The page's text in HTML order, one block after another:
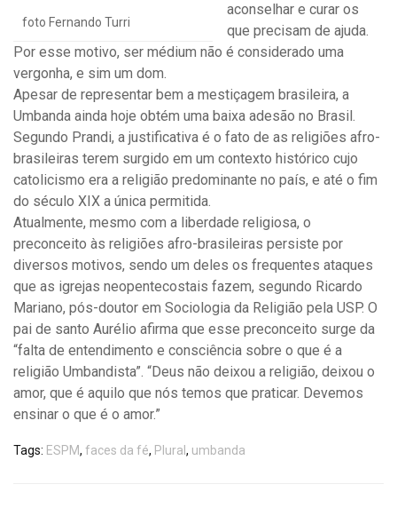
foto Fernando Turri
aconselhar e curar os
que precisam de ajuda.
Por esse motivo, ser médium não é considerado uma
vergonha, e sim um dom.
Apesar de representar bem a mestiçagem brasileira, a
Umbanda ainda hoje obtém uma baixa adesão no Brasil.
Segundo Prandi, a justificativa é o fato de as religiões afro-
brasileiras terem surgido em um contexto histórico cujo
catolicismo era a religião predominante no país, e até o fim
do século XIX a única permitida.
Atualmente, mesmo com a liberdade religiosa, o
preconceito às religiões afro-brasileiras persiste por
diversos motivos, sendo um deles os frequentes ataques
que as igrejas neopentecostais fazem, segundo Ricardo
Mariano, pós-doutor em Sociologia da Religião pela USP. O
pai de santo Aurélio afirma que esse preconceito surge da
“falta de entendimento e consciência sobre o que é a
religião Umbandista”. “Deus não deixou a religião, deixou o
amor, que é aquilo que nós temos que praticar. Devemos
ensinar o que é o amor.”
Tags: ESPM, faces da fé, Plural , umbanda